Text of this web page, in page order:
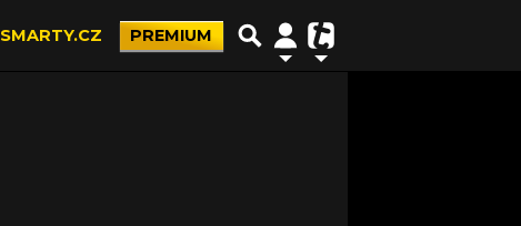
SMARTY.CZ PREMIUM